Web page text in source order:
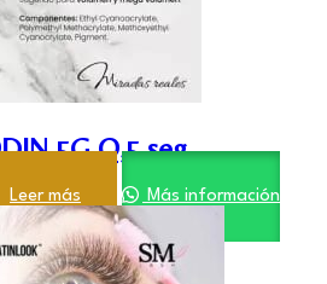
5G O,5 seg
Leer más Más información